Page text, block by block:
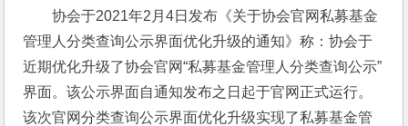
协会于2021年2月4日发布《关于协会官网私募基金
管理人分类查询公示界面优化升级的通知》称：协会于
近期优化升级了协会官网“私募基金管理人分类查询公示”
界面。该公示界面自通知发布之日起于官网正式运行。
该次官网分类查询公示界面优化升级实现了私募基金管